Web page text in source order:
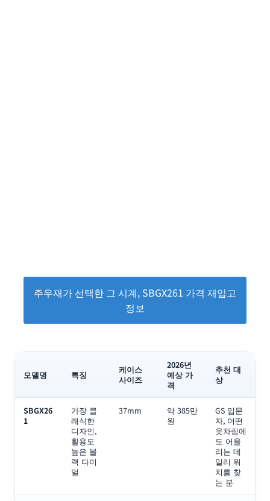
주우재가 선택한 그 시계, SBGX261 가격 재입고
정보
모델명 특징
케이스
사이즈
2026년
예상 가
격
추천 대
상
SBGX26
1
가장 클
래식한
디자인,
활용도
높은 블
랙 다이
얼
37mm
약 385만
원
GS 입문
자, 어떤
옷차림에
도 어울
리는 데
일리 워
치를 찾
는 분